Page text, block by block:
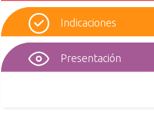
Indicaciones
Presentación